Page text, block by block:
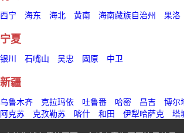
西宁 海东 海北 黄南 海南藏族自治州 果洛
宁夏
银川 石嘴山 吴忠 固原 中卫
新疆
乌鲁木齐 克拉玛依 吐鲁番 哈密 昌吉 博尔
阿克苏
克孜勒苏 喀什 和田 伊犁哈萨克 塔